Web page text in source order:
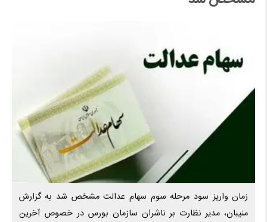
زمان واریز سود مرحله سوم سهام عدالت مشخص شد به گزارش
منیبان، مدیر نظارت بر ناشران سازمان بورس در خصوص آخرین